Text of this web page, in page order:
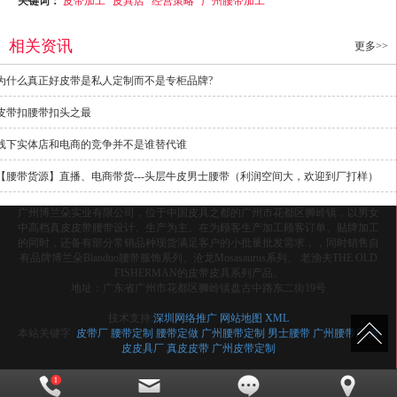
相关资讯 更多>>
什么真正好皮带是私人定制而不是专柜品牌?
带扣腰带扣头之最
下实体店和电商的竞争并不是谁替代谁
腰带货源】直播、电商带货---头层牛皮男士腰带（利润空间大，欢迎到厂打样）
广州博兰朵实业有限公司，位于中国皮具之都的广州市花都区狮岭镇，以男女
中高档真皮皮带腰带设计、生产为主。在为顾客生产加工顾客订单、贴牌加工
的同时，还备有部分常销品种现货满足客户的小批量批发需求，，同时销售自
有品牌博兰朵Blanduo腰带服饰系列、沧龙Mosasaurus系列、 老渔夫THE OLD
FISHERMAN的皮带皮具系列产品。
地址：广东省广州市花都区狮岭镇盘古中路东二街19号
技术支持: 深圳网络推广 网站地图 XML
本站关键字:
皮带厂 腰带定制 腰带定做 广州腰带定制 男士腰带 广州腰带厂 真
皮皮具厂 真皮皮带 广州皮带定制